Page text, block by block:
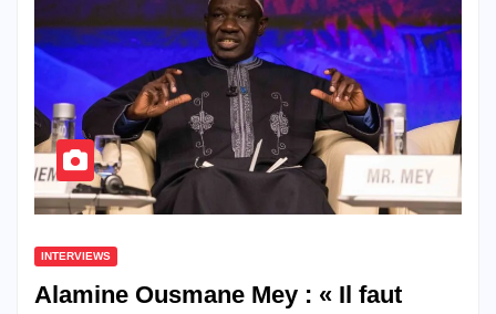
INTERVIEWS
Alamine Ousmane Mey : « Il faut